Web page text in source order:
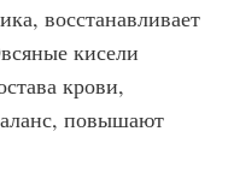
восстанавливает
кисели
крови,
повышают